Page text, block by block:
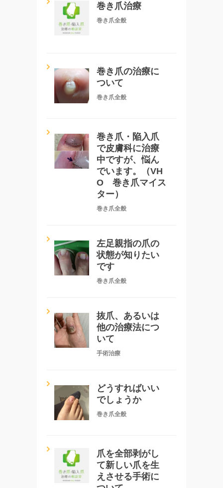
巻き爪治療
巻き爪全般
巻き爪の治療に
ついて
巻き爪全般
巻き爪・陥入爪
で皮膚科に治療
中ですが、悩ん
でいます。（VH
O 巻き爪マイス
ター）
巻き爪全般
左足親指の爪の
状態が知りたい
です
巻き爪全般
抜爪、あるいは
他の治療法につ
いて
手術治療
どうすればいい
でしょうか
巻き爪全般
爪を全部剥がし
て新しい爪を生
えさせる手術に